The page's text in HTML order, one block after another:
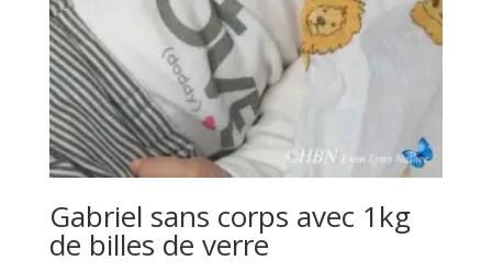
Gabriel sans corps avec 1kg
de billes de verre